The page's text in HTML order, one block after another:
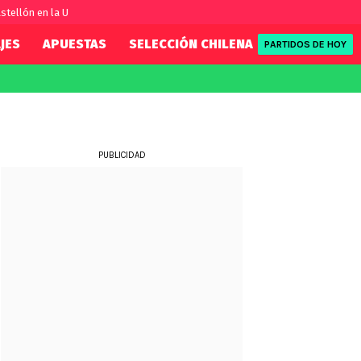
en la U
APUESTAS SELECCIÓN CHILENA REDSPORT
PARTIDOS DE HOY
PUBLICIDAD